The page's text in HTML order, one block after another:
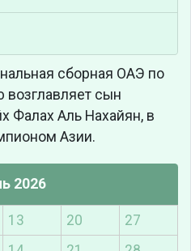
сборная ОАЭ по
возглавляет сын
Фалах Аль Нахайян, в
Азии.
2026
13 20
27